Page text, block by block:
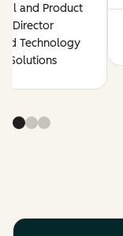
and Product
Director
Technology
Solutions